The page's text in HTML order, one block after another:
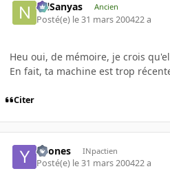
NilSanyas Ancien
Posté(e) le 31 mars 200422 a
Heu oui, de mémoire, je crois
En fait, ta machine est trop
Citer
Yoones INpactien
Posté(e) le 31 mars 200422 a